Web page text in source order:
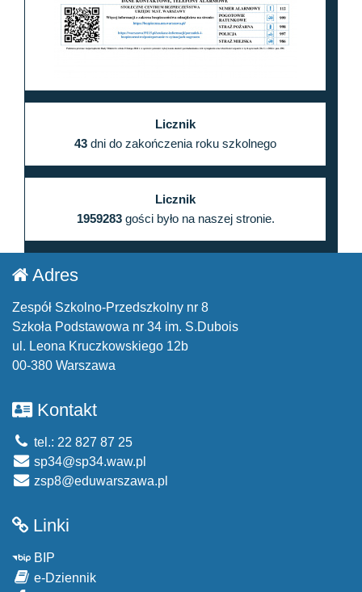
Licznik
43 dni do zakończenia roku szkolnego
Licznik
1959283gości było na naszej stronie.
Adres
Zespół Szkolno-Przedszkolny nr 8
Szkoła Podstawowa nr 34 im. S.Dubois
ul. Leona Kruczkowskiego 12b
00-380 Warszawa
Kontakt
tel.: 22 827 87 25
sp34@sp34.waw.pl
zsp8@eduwarszawa.pl
Linki
BIP
e-Dziennik